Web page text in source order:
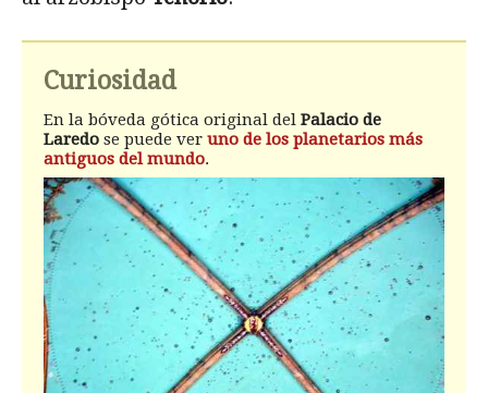
Curiosidad
En la bóveda gótica original del Palacio de
Laredo se puede ver uno de los planetarios más
antiguos del mundo.